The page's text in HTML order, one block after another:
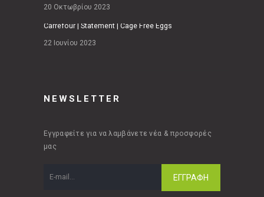
20 Οκτωβρίου 2023
Carrefour | Statement | Cage Free Eggs
22 Ιουνίου 2023
NEWSLETTER
Εγγραφείτε για να λαμβάνετε νέα & προσφορές
μας